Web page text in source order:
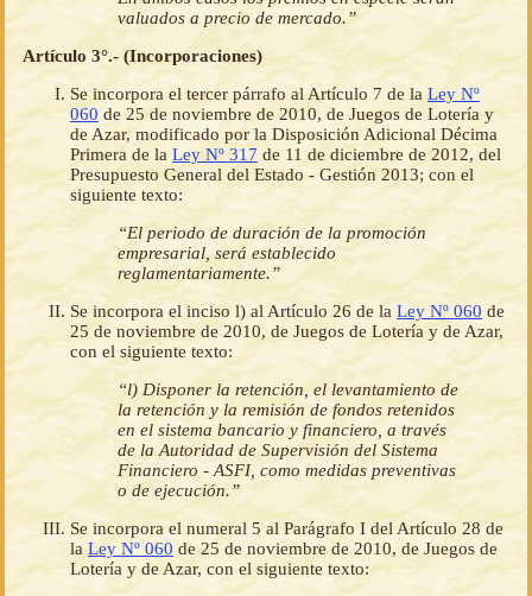
valuados a precio de mercado.”
Artículo 3°.- (Incorporaciones)
Se incorpora el tercer párrafo al Artículo 7 de la Ley Nº
060 de 25 de noviembre de 2010, de Juegos de Lotería y
de Azar, modificado por la Disposición Adicional Décima
Primera de la Ley Nº 317 de 11 de diciembre de 2012, del
Presupuesto General del Estado - Gestión 2013; con el
siguiente texto:
“El periodo de duración de la promoción
empresarial, será establecido
reglamentariamente.”
Se incorpora el inciso l) al Artículo 26 de la Ley Nº 060 de
25 de noviembre de 2010, de Juegos de Lotería y de Azar,
con el siguiente texto:
“l) Disponer la retención, el levantamiento de
la retención y la remisión de fondos retenidos
en el sistema bancario y financiero, a través
de la Autoridad de Supervisión del Sistema
Financiero - ASFI, como medidas preventivas
o de ejecución.”
Se incorpora el numeral 5 al Parágrafo I del Artículo 28 de
la Ley Nº 060 de 25 de noviembre de 2010, de Juegos de
Lotería y de Azar, con el siguiente texto: